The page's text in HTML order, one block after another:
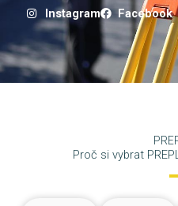
Instagram Facebook
Proč si vybrat